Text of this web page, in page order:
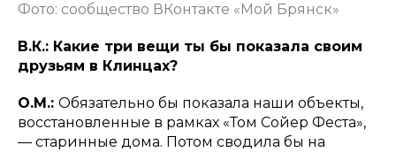
Фото: сообщество ВКонтакте «Мой Брянск»
В.К.: Какие три вещи ты бы показала своим
друзьям в Клинцах?
О.М.: Обязательно бы показала наши объекты,
восстановленные в рамках «Том Сойер Феста»,
— старинные дома. Потом сводила бы на